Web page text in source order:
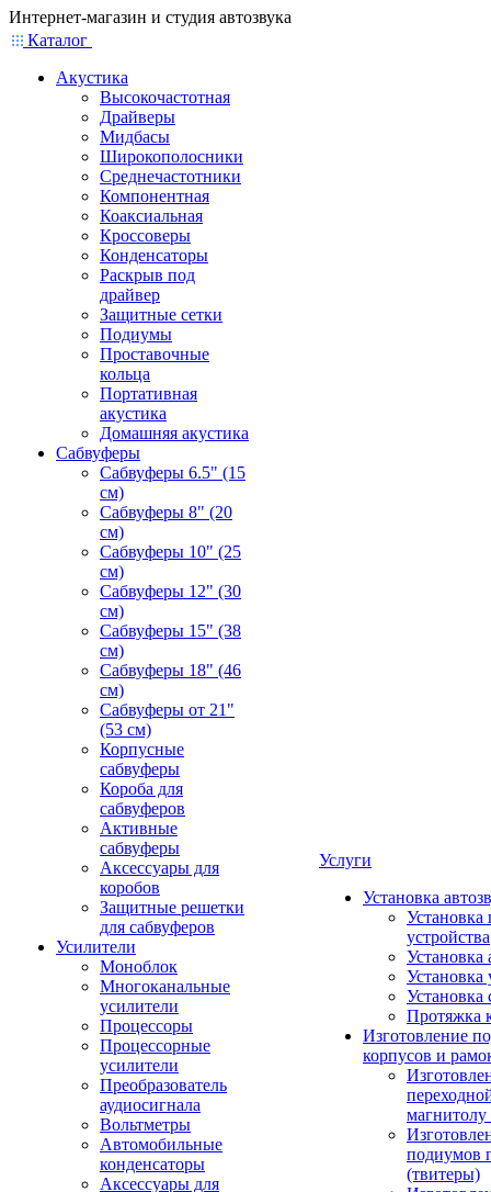
Интернет-магазин и студия автозвука
Каталог
Акустика
Высокочастотная
Драйверы
Мидбасы
Широкополосники
Среднечастотники
Компонентная
Коаксиальная
Кроссоверы
Конденсаторы
Раскрыв под
драйвер
Защитные сетки
Подиумы
Проставочные
кольца
Портативная
акустика
Домашняя акустика
Сабвуферы
Сабвуферы 6.5" (15
см)
Сабвуферы 8" (20
см)
Сабвуферы 10" (25
см)
Сабвуферы 12" (30
см)
Сабвуферы 15" (38
см)
Сабвуферы 18" (46
см)
Сабвуферы от 21"
(53 см)
Корпусные
сабвуферы
Короба для
сабвуферов
Активные
сабвуферы
Аксессуары для
коробов
Защитные решетки
для сабвуферов
Усилители
Моноблок
Многоканальные
усилители
Процессоры
Процессорные
усилители
Преобразователь
аудиосигнала
Вольтметры
Автомобильные
конденсаторы
Аксессуары для
Услуги
Установка
Установка
устройства
Установка
Установка
Установка
Протяжка
Изготовление
корпусов и
подиумов
(твитеры)